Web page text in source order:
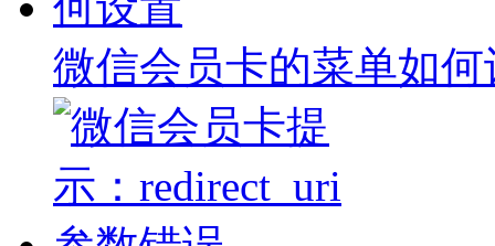
微信会员卡的菜单如何